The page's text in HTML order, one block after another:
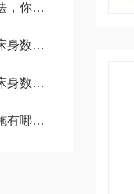
道吗？
势是啥
是什么？
些？